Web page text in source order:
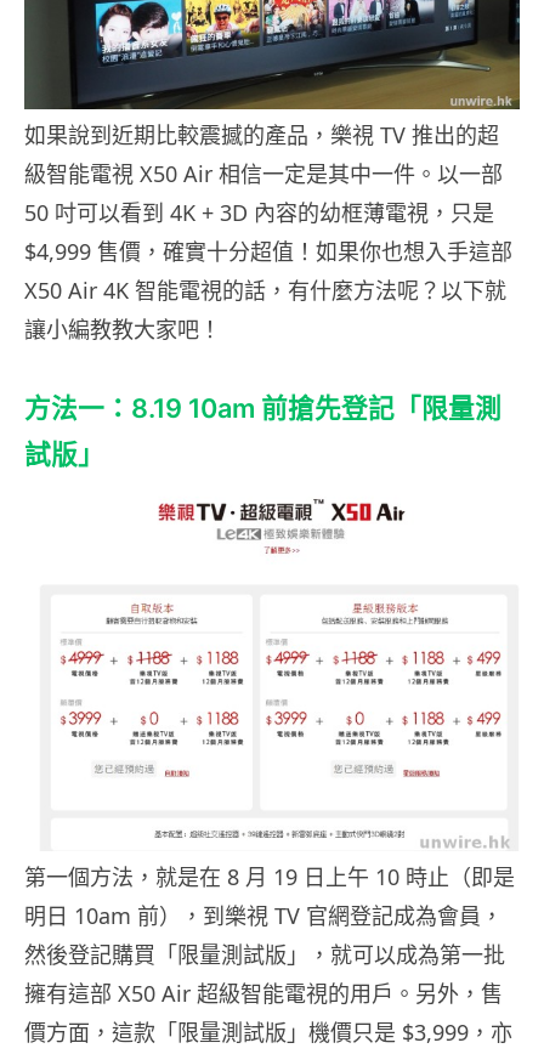
如果說到近期比較震撼的產品，樂視 TV 推出的超
級智能電視 X50 Air 相信一定是其中一件。以一部
50 吋可以看到 4K + 3D 內容的幼框薄電視，只是
$4,999 售價，確實十分超值！如果你也想入手這部
X50 Air 4K 智能電視的話，有什麼方法呢？以下就
讓小編教教大家吧！
方法一：8.19 10am 前搶先登記「限量測
試版」
第一個方法，就是在 8 月 19 日上午 10 時止（即是
明日 10am 前），到樂視 TV 官網登記成為會員，
然後登記購買「限量測試版」，就可以成為第一批
擁有這部 X50 Air 超級智能電視的用戶。另外，售
價方面，這款「限量測試版」機價只是 $3,999，亦